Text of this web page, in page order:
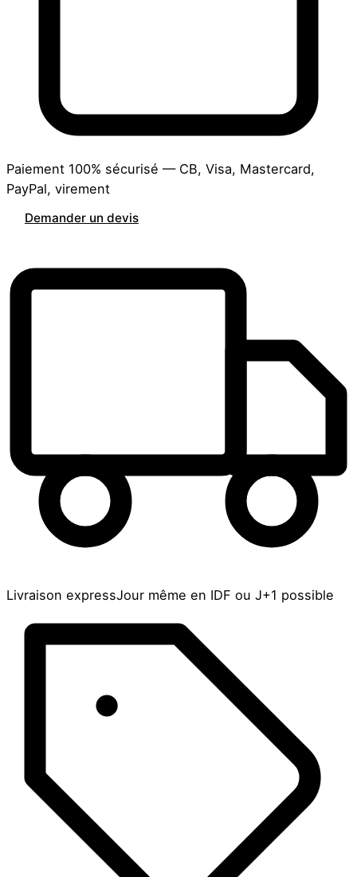
Paiement 100% sécurisé — CB, Visa, Mastercard,
PayPal, virement
Demander un devis
Livraison expressJour même en IDF ou J+1 possible